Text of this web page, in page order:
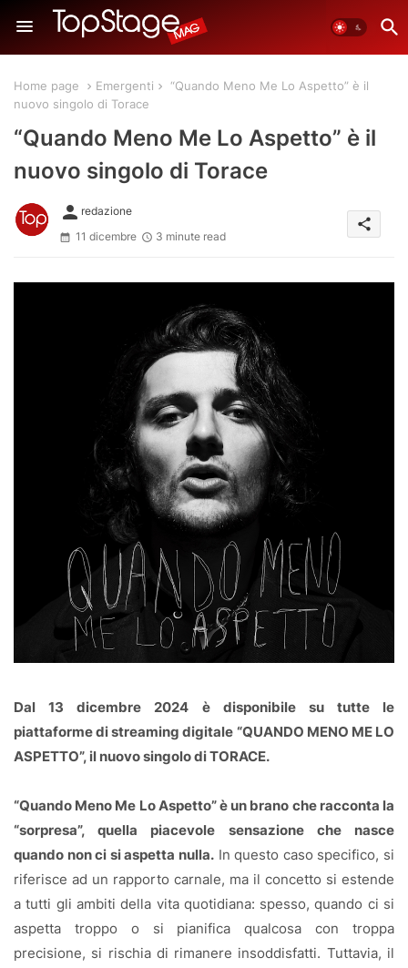
Home page Emergenti
“Quando Meno Me Lo Aspetto” è il
nuovo singolo di Torace
“Quando Meno Me Lo Aspetto” è il
nuovo singolo di Torace
person redazione
11 dicembre
3 minute read
share
Dal 13 dicembre 2024 è disponibile su tutte le
piattaforme di streaming digitale “QUANDO MENO ME LO
ASPETTO”, il nuovo singolo di TORACE.
“Quando Meno Me Lo Aspetto” è un brano che racconta la
“sorpresa”, quella piacevole sensazione che nasce
quando non ci si aspetta nulla. In questo caso specifico, si
riferisce ad un rapporto carnale, ma il concetto si estende
a tutti gli ambiti della vita quotidiana: spesso, quando ci si
aspetta troppo o si pianifica qualcosa con troppa
precisione, si rischia di rimanere insoddisfatti. Tuttavia, il